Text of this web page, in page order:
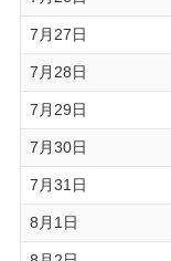
7月27日
7月28日
7月29日
7月30日
7月31日
8月1日